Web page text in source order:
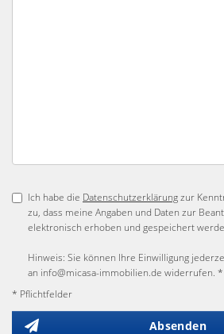
Ich habe die Datenschutzerklärungzur
zu, dass meine Angaben und Daten zur
elektronisch erhoben und gespeichert
Hinweis: Sie können Ihre Einwilligung
an info@micasa-immobilien.de widerrufen. *
* Pflichtfelder
Absenden